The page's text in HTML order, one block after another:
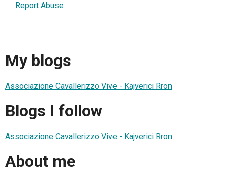
Report Abuse
My blogs
Associazione Cavallerizzo Vive - Kajverici Rron
Blogs I follow
Associazione Cavallerizzo Vive - Kajverici Rron
About me